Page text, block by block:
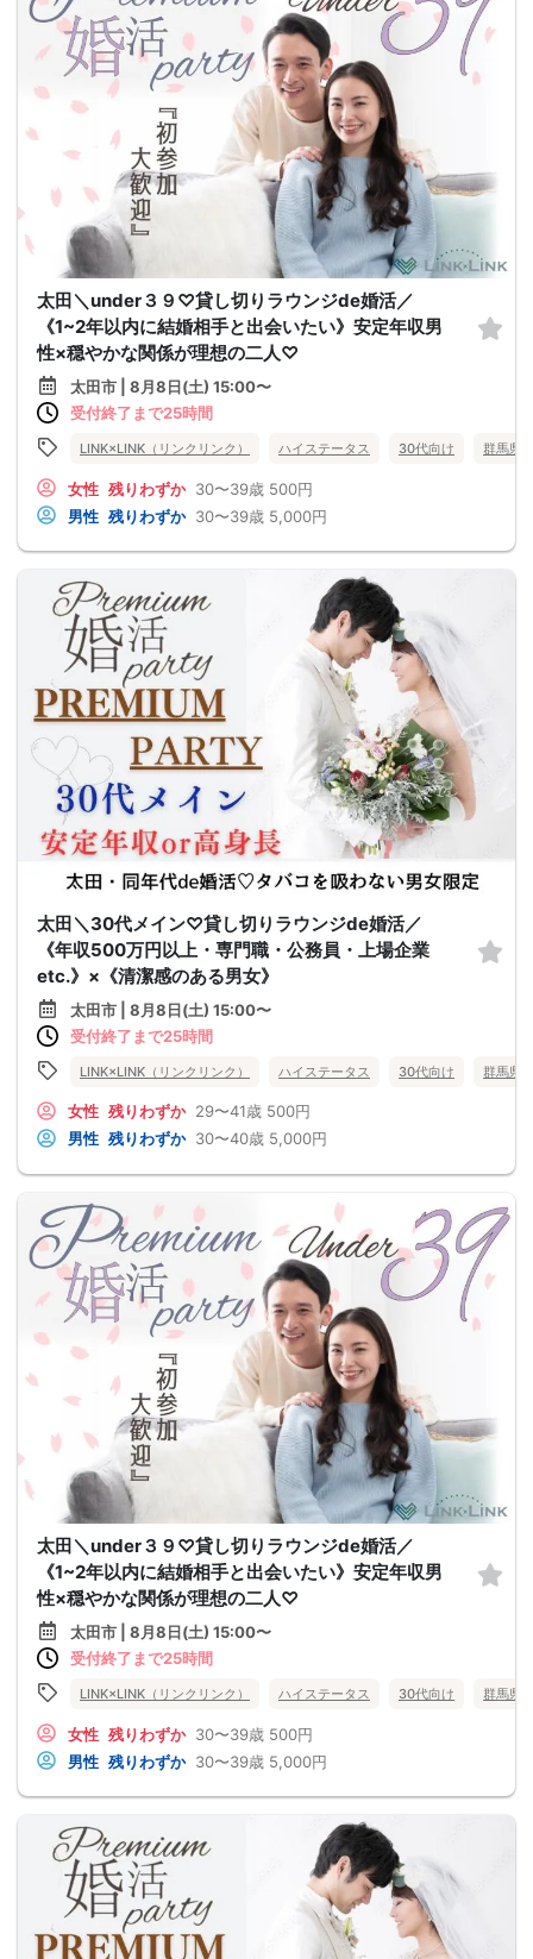
太田＼under３９♡貸し切りラウンジde婚活／
《1~2年以内に結婚相手と出会いたい》安定年収男
性×穏やかな関係が理想の二人♡
太田市 | 8月8日(土) 15:00〜
受付終了まで25時間
LINK×LINK（リンクリンク） ハイステータス 30代向け 群馬県
女性 残りわずか 30〜39歳 500円
男性 残りわずか 30〜39歳 5,000円
太田＼30代メイン♡貸し切りラウンジde婚活／
《年収500万円以上・専門職・公務員・上場企業
etc.》×《清潔感のある男女》
太田市 | 8月8日(土) 15:00〜
受付終了まで25時間
LINK×LINK（リンクリンク） ハイステータス 30代向け 群馬県
女性 残りわずか 29〜41歳 500円
男性 残りわずか 30〜40歳 5,000円
太田＼under３９♡貸し切りラウンジde婚活／
《1~2年以内に結婚相手と出会いたい》安定年収男
性×穏やかな関係が理想の二人♡
太田市 | 8月8日(土) 15:00〜
受付終了まで25時間
LINK×LINK（リンクリンク） ハイステータス 30代向け 群馬県
女性 残りわずか 30〜39歳 500円
男性 残りわずか 30〜39歳 5,000円